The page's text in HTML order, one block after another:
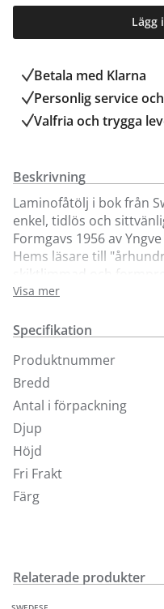
Lägg
Betala med Klarna
Personlig service
Valfria och trygga
Beskrivning
Laminofåtölj i bok från
enkel, tidlös och
Formgavs 1956 av
Hems läsare till
skiktlimmad och
att få med klädsel i
tyg eller läder.
Lamino-pall i bok och
pall.Vi rekommenderar
Leather Master
Furniture Polish till trä.
Fri frakt inom Sverige.
Visa mer
Specifikation
Produktnummer
Bredd
Antal i förpackning
Djup
Höjd
Fri Frakt
Färg
Relaterade produkter
Finns i fler val